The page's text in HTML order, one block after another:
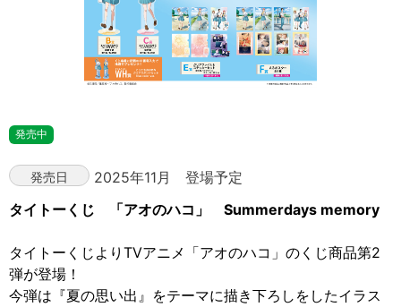
発売中
発売日
2025年11月 登場予定
タイトーくじ 「アオのハコ」 Summerdays memory
タイトーくじよりTVアニメ「アオのハコ」のくじ商品第2
弾が登場！
今弾は『夏の思い出』をテーマに描き下ろしをしたイラス